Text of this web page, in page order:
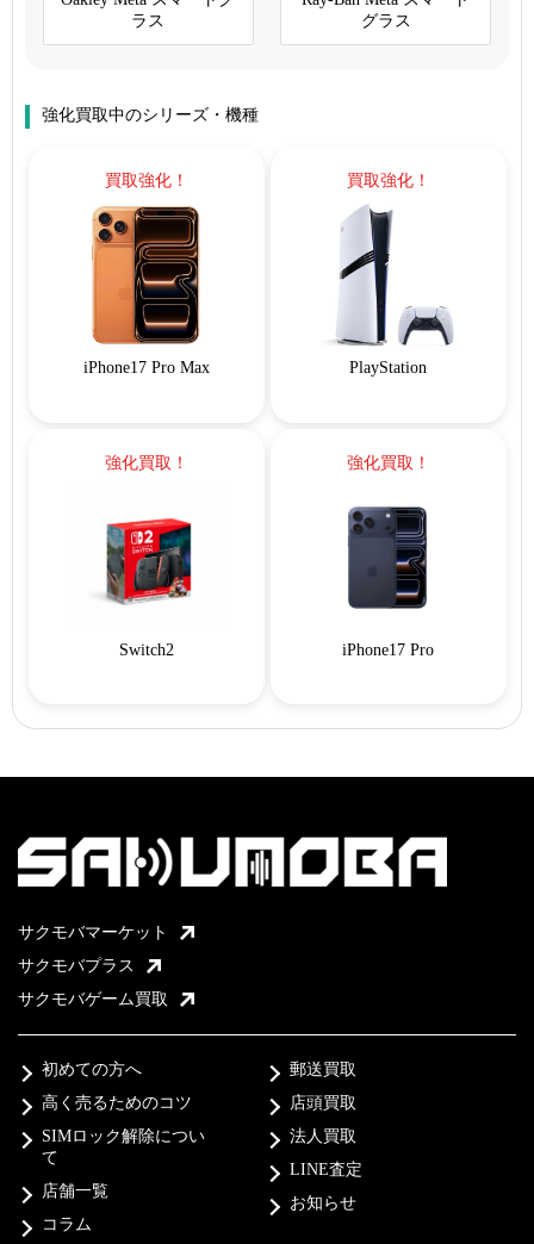
ラス
グラス
強化買取中のシリーズ・機種
買取強化！
iPhone17 Pro Max
買取強化！
PlayStation
強化買取！
Switch2
強化買取！
iPhone17 Pro
サクモバマーケット
サクモバプラス
サクモバゲーム買取
初めての方へ
高く売るためのコツ
SIMロック解除につい
て
店舗一覧
コラム
郵送買取
店頭買取
法人買取
LINE査定
お知らせ